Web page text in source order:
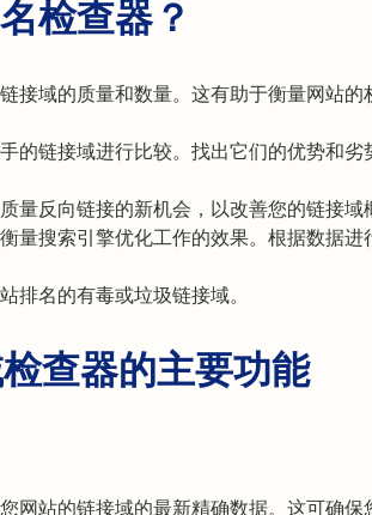
检查器？
接域的质量和数量。这有助于衡量网站的
的链接域进行比较。找出它们的优势和劣
量反向链接的新机会，以改善您的链接域
量搜索引擎优化工作的效果。根据数据进
排名的有毒或垃圾链接域。
查器的主要功能
网站的链接域的最新精确数据。这可确保